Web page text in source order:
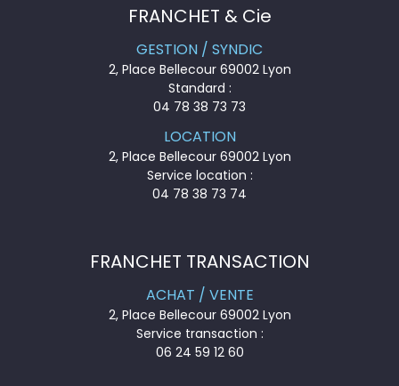
FRANCHET & Cie
GESTION / SYNDIC
2, Place Bellecour 69002 Lyon
Standard :
04 78 38 73 73
LOCATION
2, Place Bellecour 69002 Lyon
Service location :
04 78 38 73 74
FRANCHET TRANSACTION
ACHAT / VENTE
2, Place Bellecour 69002 Lyon
Service transaction :
06 24 59 12 60